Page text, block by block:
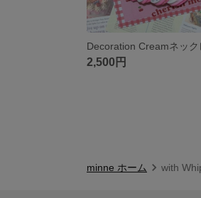
Decoration Creamネック
2,500円
minne ホーム with